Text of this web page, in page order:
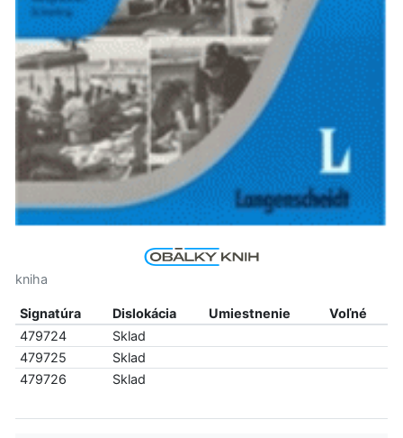
kniha
Signatúra Dislokácia Umiestnenie
Voľné
479724
Sklad
479725
Sklad
479726
Sklad